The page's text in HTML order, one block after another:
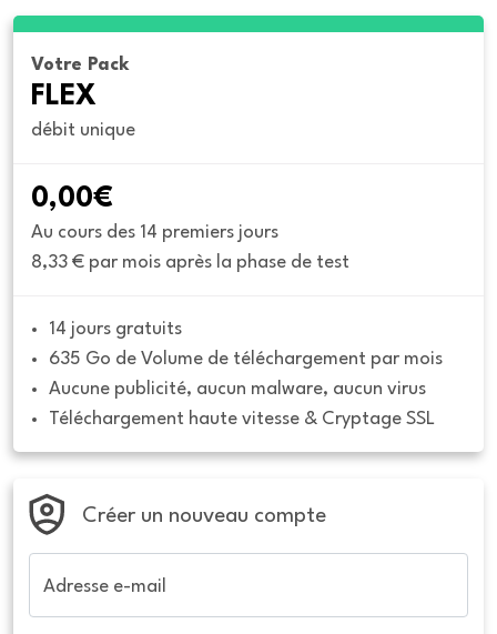
Votre Pack
FLEX
débit unique
0,00€
Au cours des 14 premiers jours
8,33 € par mois après la phase de test
14 jours gratuits
635 Go de Volume de téléchargement par mois
Aucune publicité, aucun malware, aucun virus
Téléchargement haute vitesse & Cryptage SSL
Créer un nouveau compte
Adresse e-mail